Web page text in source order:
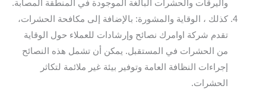
واليرقات والحشرات البالغة الموجودة في المنطقة المصابة.
كذلك ، الوقاية والمشورة: بالإضافة إلى مكافحة الحشرات،
تقدم شركة اوامرك نصائح وإرشادات للعملاء حول الوقاية
من الحشرات في المستقبل. يمكن أن تشمل هذه النصائح
إجراءات النظافة العامة وتوفير بيئة غير ملائمة لتكاثر
الحشرات.